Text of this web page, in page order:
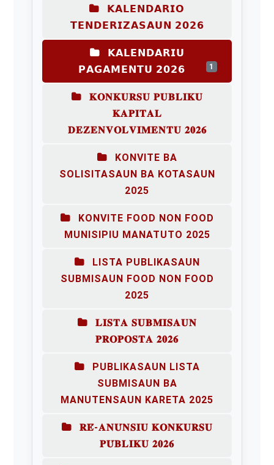
𝗞𝗔𝗟𝗘𝗡𝗗𝗔𝗥𝗜𝗢
𝗧𝗘𝗡𝗗𝗘𝗥𝗜𝗭𝗔𝗦𝗔𝗨𝗡 𝟮𝟬𝟮𝟲
𝗞𝗔𝗟𝗘𝗡𝗗𝗔𝗥𝗜𝗨
𝗣𝗔𝗚𝗔𝗠𝗘𝗡𝗧𝗨 𝟮𝟬𝟮𝟲
1
𝐊𝐎𝐍𝐊𝐔𝐑𝐒𝐔 𝐏𝐔𝐁𝐋𝐈𝐊𝐔
𝐊𝐀𝐏𝐈𝐓𝐀𝐋
𝐃𝐄𝐙𝐄𝐍𝐕𝐎𝐋𝐕𝐈𝐌𝐄𝐍𝐓𝐔 𝟐𝟎𝟐𝟔
KONVITE BA
SOLISITASAUN BA KOTASAUN
2025
KONVITE FOOD NON FOOD
MUNISIPIU MANATUTO 2025
LISTA PUBLIKASAUN
SUBMISAUN FOOD NON FOOD
2025
𝐋𝐈𝐒𝐓𝐀 𝐒𝐔𝐁𝐌𝐈𝐒𝐀𝐔𝐍
𝐏𝐑𝐎𝐏𝐎𝐒𝐓𝐀 𝟐𝟎𝟐𝟔
PUBLIKASAUN LISTA
SUBMISAUN BA
MANUTENSAUN KARETA 2025
𝐑𝐄́-𝐀𝐍𝐔́𝐍𝐒𝐈𝐔 𝐊𝐎𝐍𝐊𝐔𝐑𝐒𝐔
𝐏𝐔́𝐁𝐋𝐈𝐊𝐔 𝟐𝟎𝟐𝟔